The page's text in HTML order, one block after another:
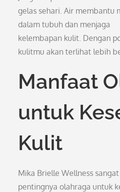
gelas sehari. Air membantu
dalam tubuh dan menjaga
kelembapan kulit. Dengan
kulitmu akan terlihat lebih
Manfaat
untuk
Kulit
Mika Brielle Wellness
pentingnya olahraga untuk